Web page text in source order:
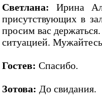
Светлана: Ирина
присутствующих в
просим вас
ситуацией.
Гостев: Спасибо.
Зотова: До свидания.